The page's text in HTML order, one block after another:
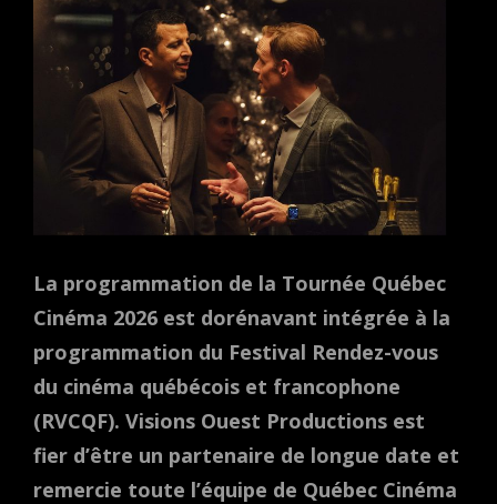
La programmation de la Tournée Québec
Cinéma 2026 est dorénavant intégrée à la
programmation du Festival Rendez-vous
du cinéma québécois et francophone
(RVCQF). Visions Ouest Productions est
fier d’être un partenaire de longue date et
remercie toute l’équipe de Québec Cinéma